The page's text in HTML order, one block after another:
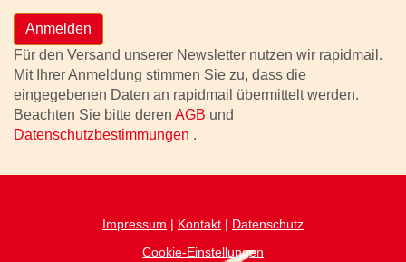
Anmelden
Für den Versand unserer Newsletter nutzen wir rapidmail.
Mit Ihrer Anmeldung stimmen Sie zu, dass die
eingegebenen Daten an rapidmail übermittelt werden.
Beachten Sie bitte deren AGB und
Datenschutzbestimmungen .
Impressum | Kontakt | Datenschutz
Cookie-Einstellungen